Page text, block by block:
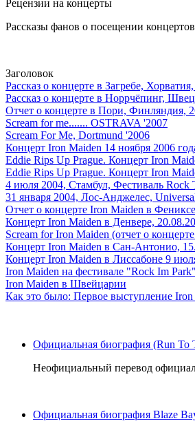
Рецензии на концерты
Рассказы фанов о посещении
Заголовок
Рассказ о концерте в Загребе,
Рассказ о концерте в Норрчёпинг,
Отчет о концерте в Пори, Финляндия,
Scream for me....... OSTRAVA '2007
Scream For Me, Dortmund '2006
Концерт Iron Maiden 14 ноября 2006
Eddie Rips Up Prague. Концерт Iron
Eddie Rips Up Prague. Концерт Iron
4 июля 2004, Стамбул, Фестиваль
31 января 2004, Лос-Анджелес,
Отчет о концерте Iron Maiden в
Концерт Iron Maiden в Денвере,
Scream for Iron Maiden (отчет о
Концерт Iron Maiden в Сан-Антонио,
Концерт Iron Maiden в Лиссабоне 9
Iron Maiden на фестивале "Rock Im Park"
Iron Maiden в Швейцарии
Как это было: Первое выступление
Официальная биография (Run To
Неофициальный перевод
Официальная биография Blaze